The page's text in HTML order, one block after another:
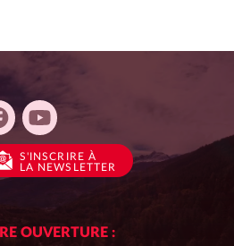
OUVERTURE :
S'INSCRIRE À
LA NEWSLETTER